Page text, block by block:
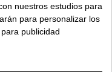
nuestros estudios para
para personalizar los
publicidad